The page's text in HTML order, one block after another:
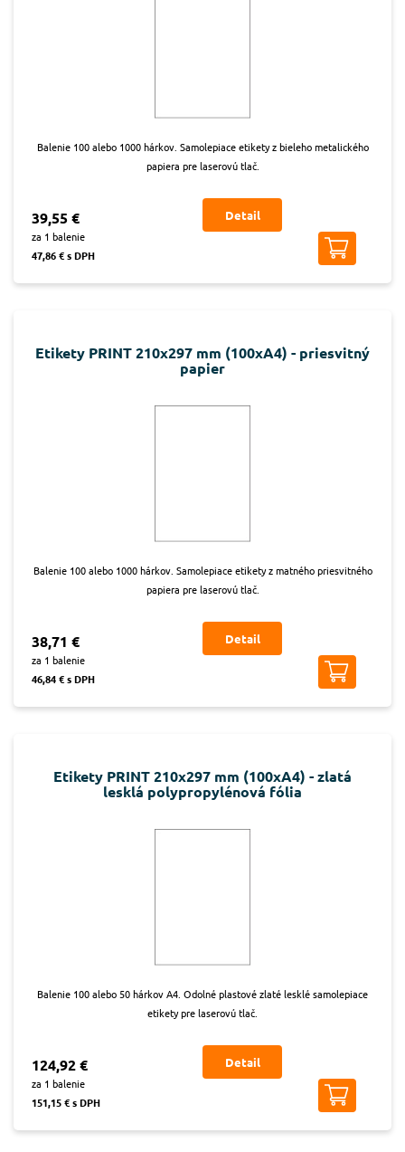
Balenie 100 alebo 1000 hárkov. Samolepiace etikety z bieleho metalického
papiera pre laserovú tlač.
39,55 €
za 1 balenie
47,86 € s DPH
Detail
Etikety PRINT 210x297 mm (100xA4) - priesvitný
papier
Balenie 100 alebo 1000 hárkov. Samolepiace etikety z matného priesvitného
papiera pre laserovú tlač.
38,71 €
za 1 balenie
46,84 € s DPH
Detail
Etikety PRINT 210x297 mm (100xA4) - zlatá
lesklá polypropylénová fólia
Balenie 100 alebo 50 hárkov A4. Odolné plastové zlaté lesklé samolepiace
etikety pre laserovú tlač.
124,92 €
za 1 balenie
151,15 € s DPH
Detail